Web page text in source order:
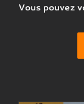
Vous pouvez